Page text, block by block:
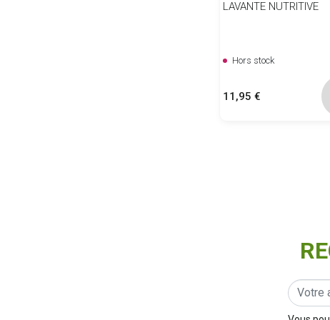
LAVANTE NUTRITIVE
Hors stock
Prix
11,95 €